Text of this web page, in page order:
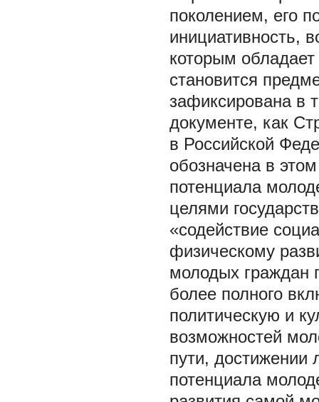
поколением, его
инициативность,
которым
становится
зафиксирована в
документе, как
в Российской
обозначена в
потенциала
целями
«содействие
физическому
молодых граждан
более полного
политическую и
возможностей
пути, достижении
потенциала